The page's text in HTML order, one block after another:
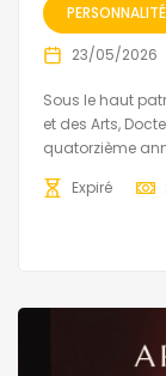
23/05/2026
Sous le haut
et des Arts,
quatorzième
Expiré